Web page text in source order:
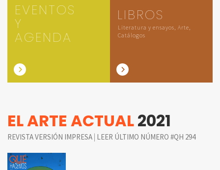
EVENTOS
Y
AGENDA
LIBROS
Literatura y ensayos, Arte,
Catálogos
EL ARTE ACTUAL2021
REVISTA VERSIÓN IMPRESA | LEER ÚLTIMO NÚMERO #QH 294